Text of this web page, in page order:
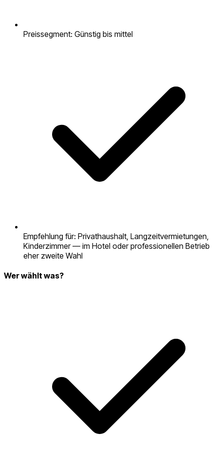
Preissegment: Günstig bis mittel
Empfehlung für: Privathaushalt, Langzeitvermietungen,
Kinderzimmer — im Hotel oder professionellen Betrieb
eher zweite Wahl
Wer wählt was?